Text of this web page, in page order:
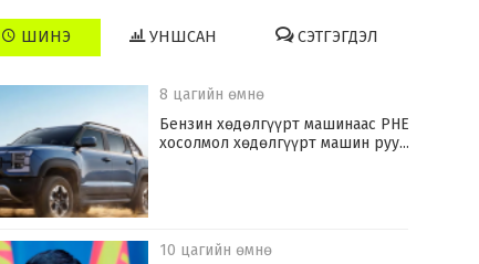
ШИНЭ УНШСАН СЭТГЭГДЭЛ
8 цагийн өмнө
​Бензин хөдөлгүүрт машинаас PHEV
хосолмол хөдөлгүүрт машин руу...
10 цагийн өмнө